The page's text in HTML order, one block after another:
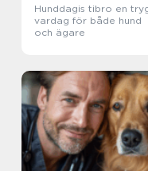
Hunddagis tibro en trygg
vardag för både hund
och ägare